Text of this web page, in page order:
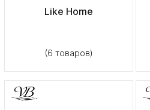
Like Home
(6 товаров)